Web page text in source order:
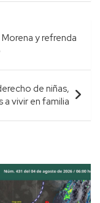
y refrenda
de niñas,
a vivir en familia